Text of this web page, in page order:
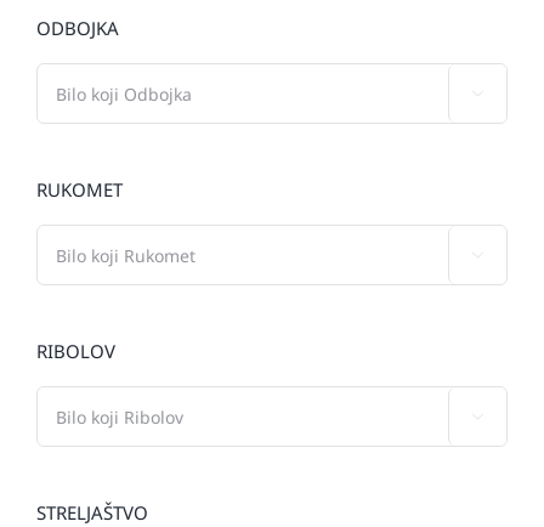
ODBOJKA
RUKOMET
RIBOLOV
STRELJAŠTVO